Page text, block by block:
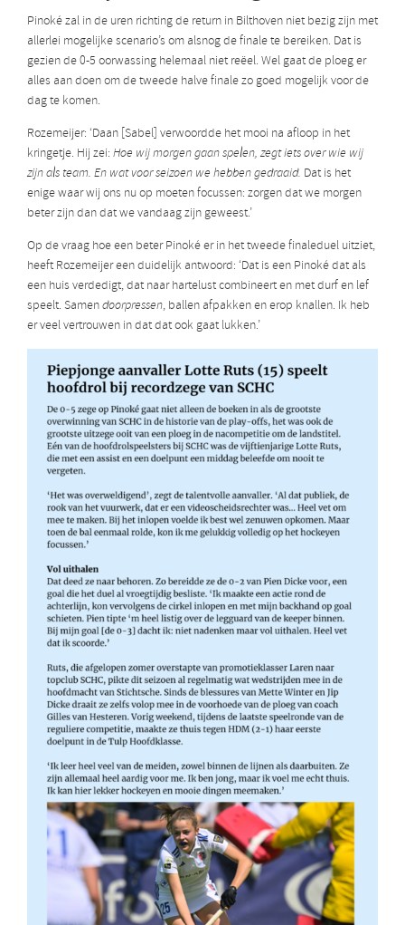
Pinoké zal in de uren richting de return in Bilthoven niet bezig zijn met
allerlei mogelijke scenario’s om alsnog de finale te bereiken. Dat is
gezien de 0-5 oorwassing helemaal niet reëel. Wel gaat de ploeg er
alles aan doen om de tweede halve finale zo goed mogelijk voor de
dag te komen.
Rozemeijer: ‘Daan [Sabel] verwoordde het mooi na afloop in het
kringetje. Hij zei: Hoe wij morgen gaan spelen, zegt iets over wie wij
zijn als team. En wat voor seizoen we hebben gedraaid. Dat is het
enige waar wij ons nu op moeten focussen: zorgen dat we morgen
beter zijn dan dat we vandaag zijn geweest.’
Op de vraag hoe een beter Pinoké er in het tweede finaleduel uitziet,
heeft Rozemeijer een duidelijk antwoord: ‘Dat is een Pinoké dat als
een huis verdedigt, dat naar hartelust combineert en met durf en lef
speelt. Samendoorpressen, ballen afpakken en erop knallen. Ik heb
er veel vertrouwen in dat dat ook gaat lukken.’